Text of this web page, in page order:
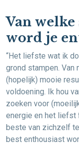
Van
word je
“Het liefste wat ik
grond stampen. Van
(hopelijk) mooie
voldoening. Ik hou
zoeken voor
energie en het liefst
beste van zichzelf
best enthousiast